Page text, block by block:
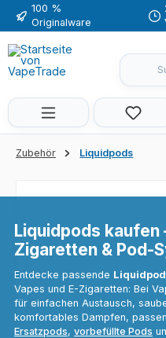
Zum Hauptinhalt springen
100 %
Originalware
Du
Zubehör Liquidpods
Liquidpods kaufen
Zigaretten & Pod-
Entdecke passende
Vapes und E-Zigaretten: Bei
für einfachen Austausch,
komfortables Dampfen,
Ersatzpods, vorbefüllte Pods